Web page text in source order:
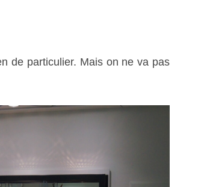
de particulier. Mais on ne va pas